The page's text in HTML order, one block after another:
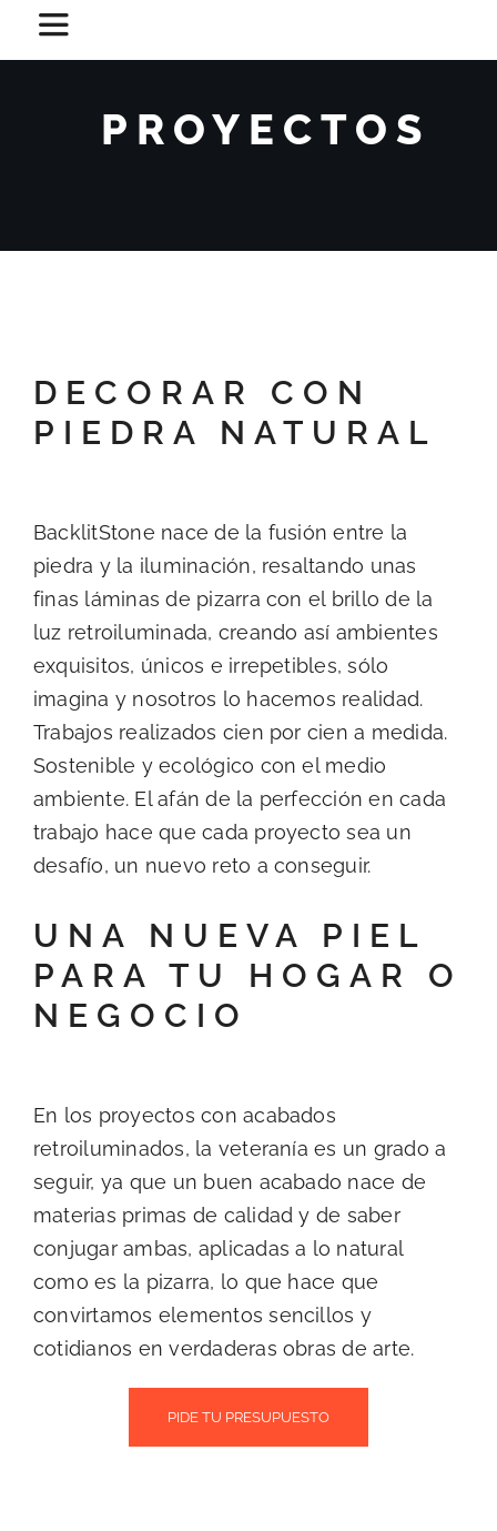
Saltar
Toggle
Navigation
SOBRE NOSOTROS
ESPAÑOL
PROYECTOS
DECORAR CON
PIEDRA NATURAL
BacklitStone nace de la fusión entre la
piedra y la iluminación, resaltando unas
finas láminas de pizarra con el brillo de la
luz retroiluminada, creando así ambientes
exquisitos, únicos e irrepetibles, sólo
imagina y nosotros lo hacemos realidad.
Trabajos realizados cien por cien a medida.
Sostenible y ecológico con el medio
ambiente. El afán de la perfección en cada
trabajo hace que cada proyecto sea un
desafío, un nuevo reto a conseguir.
UNA NUEVA PIEL
PARA TU HOGAR O
NEGOCIO
En los proyectos con acabados
retroiluminados, la veteranía es un grado a
seguir, ya que un buen acabado nace de
materias primas de calidad y de saber
conjugar ambas, aplicadas a lo natural
como es la pizarra, lo que hace que
convirtamos elementos sencillos y
cotidianos en verdaderas obras de arte.
PIDE TU PRESUPUESTO